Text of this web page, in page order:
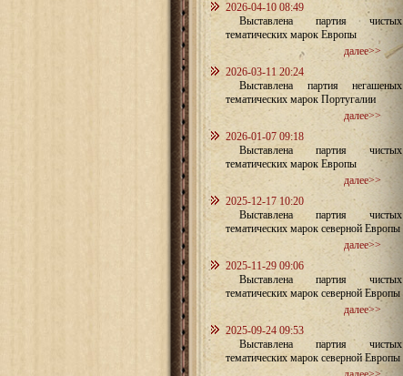
2026-04-10 08:49
Выставлена партия чистых
тематических марок Европы
далее>>
2026-03-11 20:24
Выставлена партия негашеных
тематических марок Португалии
далее>>
2026-01-07 09:18
Выставлена партия чистых
тематических марок Европы
далее>>
2025-12-17 10:20
Выставлена партия чистых
тематических марок северной Европы
далее>>
2025-11-29 09:06
Выставлена партия чистых
тематических марок северной Европы
далее>>
2025-09-24 09:53
Выставлена партия чистых
тематических марок северной Европы